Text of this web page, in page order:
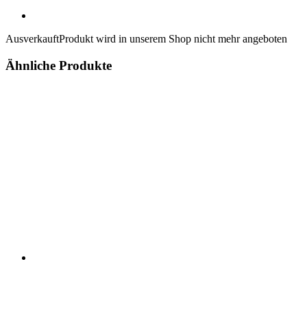
AusverkauftProdukt wird in unserem Shop nicht mehr angeboten
Ähnliche Produkte